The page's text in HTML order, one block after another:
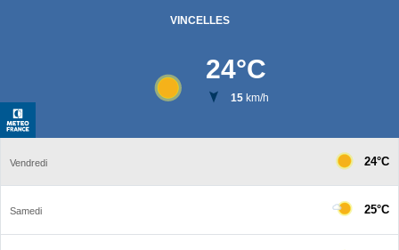
VINCELLES
24°C
15km/h
Vendredi 24°C
Samedi 25°C